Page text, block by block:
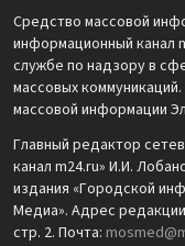
Средство массовой
информационный канал
службе по надзору в
массовых
массовой информации
Главный редактор
канал m24.ru» И.И.
издания «Городской
Медиа». Адрес
стр. 2. Почта: